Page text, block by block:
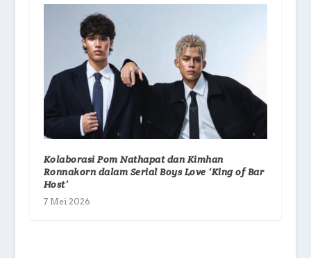
Kolaborasi Pom Nathapat dan Kimhan
Ronnakorn dalam Serial Boys Love ‘King of Bar
Host’
7 Mei 2026